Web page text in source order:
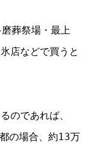
葬祭場・最上
店などで買うと
のであれば、
の場合、約13万